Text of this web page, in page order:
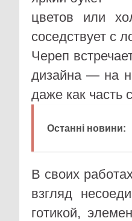
цветов или
соседствует с
Череп
дизайна — на
даже как часть
Останні новини:
В своих
взгляд
готикой,